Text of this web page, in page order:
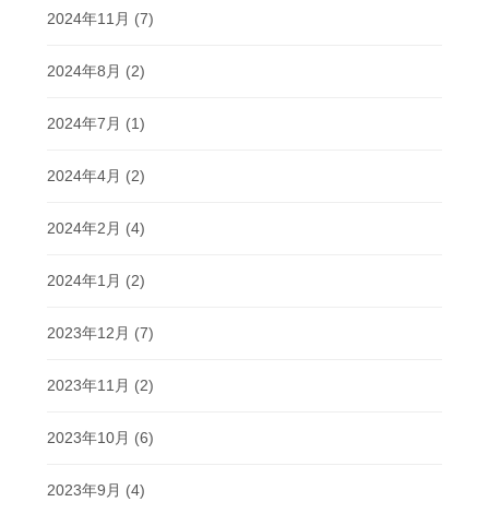
2024年11月 (7)
2024年8月 (2)
2024年7月 (1)
2024年4月 (2)
2024年2月 (4)
2024年1月 (2)
2023年12月 (7)
2023年11月 (2)
2023年10月 (6)
2023年9月 (4)